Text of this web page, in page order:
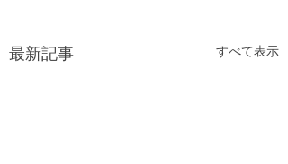
最新記事 すべて表示